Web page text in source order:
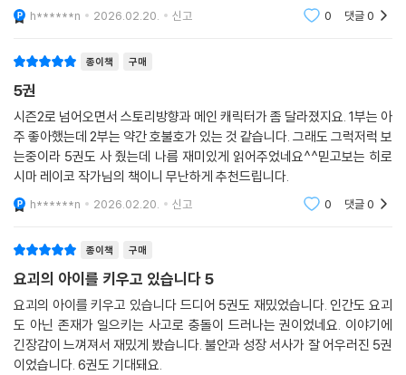
h******n 2026.02.20. 신고 0 댓글0
종이책 구매
5권
시즌2로 넘어오면서 스토리방향과 메인 캐릭터가 좀 달라졌지요. 1부는 아
주 좋아했는데 2부는 약간 호불호가 있는 것 같습니다. 그래도 그럭저럭 보
는중이라 5권도 사 줬는데 나름 재미있게 읽어주었네요^^믿고보는 히로
시마 레이코 작가님의 책이니 무난하게 추천드립니다.
h******n 2026.02.20. 신고 0 댓글0
종이책 구매
요괴의 아이를 키우고 있습니다 5
요괴의 아이를 키우고 있습니다 드디어 5권도 재밌었습니다. 인간도 요괴
도 아닌 존재가 일으키는 사고로 충돌이 드러나는 권이었네요. 이야기에
긴장감이 느껴져서 재밌게 봤습니다. 불안과 성장 서사가 잘 어우러진 5권
이었습니다. 6권도 기대돼요.